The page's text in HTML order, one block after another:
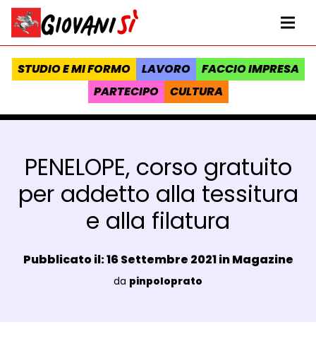
Vai al contenuto
Homepage Giovanisì - Progetto della Regione Toscana
STUDIO E MI FORMO LAVORO
FACCIO IMPRESA
PARTECIPO
CULTURA
PENELOPE, corso gratuito
per addetto alla tessitura
e alla filatura
Data e ora:
Pubblicato il: 16 Settembre 2021 inMagazine
Luogo:
da pinpoloprato